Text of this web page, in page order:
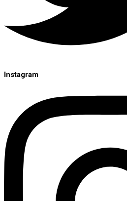
Instagram